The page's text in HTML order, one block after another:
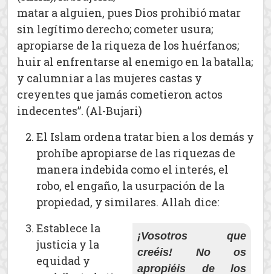
matar a alguien, pues Dios prohibió matar
sin legítimo derecho; cometer usura;
apropiarse de la riqueza de los huérfanos;
huir al enfrentarse al enemigo en la batalla;
y calumniar a las mujeres castas y
creyentes que jamás cometieron actos
indecentes”. (Al-Bujari)
El Islam ordena tratar bien a los demás y
prohíbe apropiarse de las riquezas de
manera indebida como el interés, el
robo, el engaño, la usurpación de la
propiedad, y similares. Allah dice:
¡Vosotros que
creéis! No os
apropiéis de los
Establece la
justicia y la
equidad y